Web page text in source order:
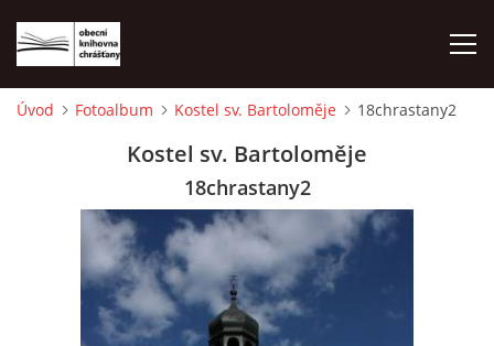
VÝPŮJČNÍ DOBA
Úvod Fotoalbum Kostel sv. Bartoloměje 18chrastany2
Kostel sv. Bartoloměje
18chrastany2